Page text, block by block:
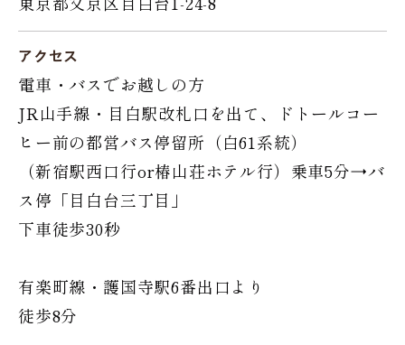
アクセス
電車・バスでお越しの方
JR山手線・目白駅改札口を出て、ドトールコー
ヒー前の都営バス停留所（白61系統）
（新宿駅西口行or椿山荘ホテル行）乗車5分→バ
ス停「目白台三丁目」
下車徒歩30秒
有楽町線・護国寺駅6番出口より
徒歩8分